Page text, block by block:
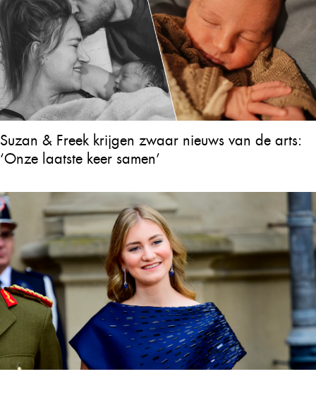
Suzan & Freek krijgen zwaar nieuws van de arts:
‘Onze laatste keer samen’